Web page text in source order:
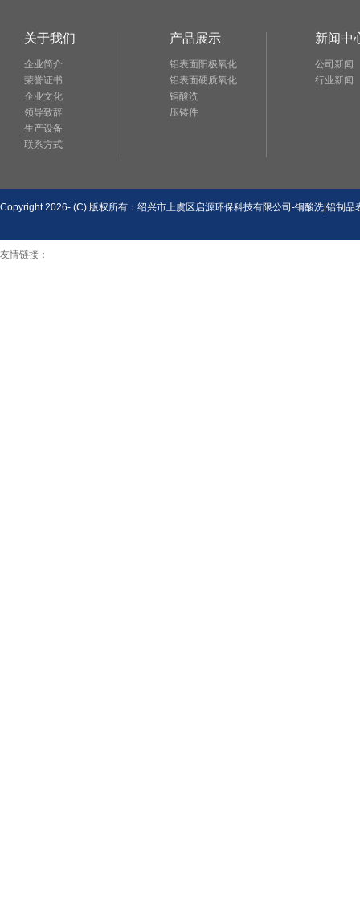
关于我们
企业简介
荣誉证书
企业文化
领导致辞
生产设备
联系方式
产品展示
铝表面阳极氧化
铝表面硬质氧化
铜酸洗
压铸件
新闻中
公司新闻
行业新闻
Copyright 2026- (C) 版权所有：绍兴市上虞区启源环保科技有限公司-铜酸洗|铝制
友情链接：